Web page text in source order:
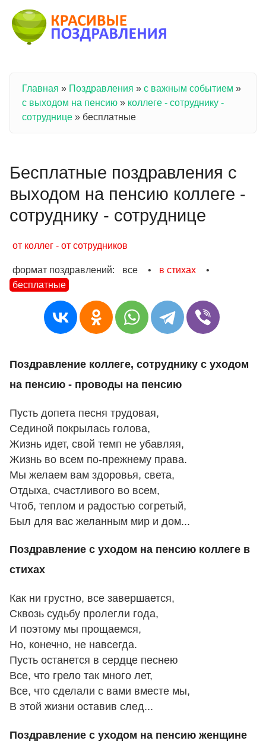
Вы здесь
Главная » Поздравления » с важным событием »
с выходом на пенсию » коллеге - сотруднику -
сотруднице » бесплатные
Бесплатные поздравления с
выходом на пенсию коллеге -
сотруднику - сотруднице
от коллег - от сотрудников
формат поздравлений: все • в стихах
•
бесплатные
Поздравление коллеге, сотруднику с уходом
на пенсию - проводы на пенсию
Пусть допета песня трудовая,
Сединой покрылась голова,
Жизнь идет, свой темп не убавляя,
Жизнь во всем по-прежнему права.
Мы желаем вам здоровья, света,
Отдыха, счастливого во всем,
Чтоб, теплом и радостью согретый,
Был для вас желанным мир и дом...
Поздравление с уходом на пенсию коллеге в
стихах
Как ни грустно, все завершается,
Сквозь судьбу пролегли года,
И поэтому мы прощаемся,
Но, конечно, не навсегда.
Пусть останется в сердце песнею
Все, что грело так много лет,
Все, что сделали с вами вместе мы,
В этой жизни оставив след...
Поздравление с уходом на пенсию женщине